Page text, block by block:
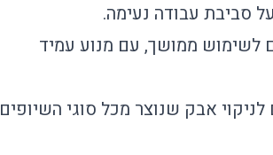
סביבת עבודה נעימה.
לשימוש ממושך, עם מנוע עמיד
אבק שנוצר מכל סוגי השיופים